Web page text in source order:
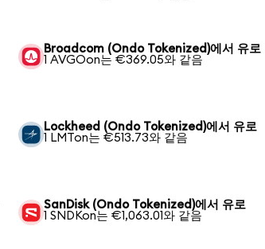
Broadcom (Ondo Tokenized)에서 유로
1 AVGOon는 €369.05와 같음
Lockheed (Ondo Tokenized)에서 유로
1 LMTon는 €513.73와 같음
SanDisk (Ondo Tokenized)에서 유로
1 SNDKon는 €1,063.01와 같음